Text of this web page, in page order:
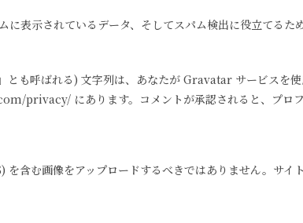
に表示されているデータ、そしてスパム検出に役立てる
も呼ばれる) 文字列は、あなたが Gravatar サービスを
privacy/ にあります。コメントが承認されると、プロフ
含む画像をアップロードするべきではありません。サ